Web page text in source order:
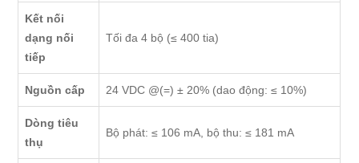
Kết nối
dạng nối
tiếp
Tối đa 4 bộ (≤ 400 tia)
Nguồn cấp 24 VDC @(=) ± 20% (dao động: ≤ 10%)
Dòng tiêu
thụ
Bộ phát: ≤ 106 mA, bộ thu: ≤ 181 mA